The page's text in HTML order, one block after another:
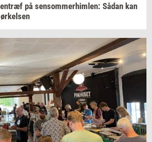
på sen­som­mer­him­len: Sådan kan